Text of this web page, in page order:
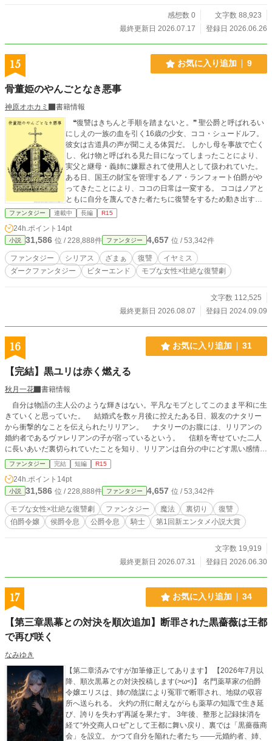
感想数 0
文字数 88,923
最終更新日 2026.07.17
登録日 2026.06.26
15 お気に入り追加 9
骨董姫のやんごとなき悪事
神原オホカミ
書籍情報
❝復讐はきちんと手順を踏まないと。❞ 聖公爵と呼ばれるい
にしえの一族の血を引く16歳の少女、ココ・シュードルフ。
彼女は古道具の声が聞こえる体質だ。 しかし母を事故で亡く
し、化け物と呼ばれる見た目になってしまったことにより、
実父と継母・義姉に嫌厭されて使用人として扱われていた。
ある日、国王の財宝を管理するノア・ランフォート伯爵がや
ってきたことにより、ココの日常は一変する。 ココはノアと
ともに自分を蔑んできた者たちに復讐をするため動き出す。
復讐を誓う少女 × 少女に忠誠を誓う美青年 骨董品を中心
に繰り広げられる ダークファンタジーです。 内容が無理な人
はそっと閉じてネガティヴコメントは控えてください、お願
いしますm(_ _)m ※この物語はあくまでファンタジーであり
フィクションです。 実在する、人物．地名．団体、宗教、史
実とは一切関係ありません。暴力や犯罪行為を助長する意図
はありません。 暴力的な表現がありますので、苦手な方はご
紙画像は簡単表紙メーカー様で作成しています。 ◆無断転写
や内容の模倣はご遠慮ください。 ◆文章をAI学習に使うこと
ファンタジー 連載中 長編 R15
24h.ポイント 14pt
小説 31,586 位 / 228,888件 ファンタジー 4,657 位 / 53,342件
ファンタジー シリアス ざまぁ 復讐
イヤミス
ダークファンタジー
ビターエンド モブな女性×壮絶な復讐劇
文字数 112,525
最終更新日 2026.08.07
登録日 2024.09.09
16 お気に入り追加 31
【完結】黒ユリは赤く燃える
秋月一花
書籍情報
自分は物語の主人公のような輝きはない。平凡なモブとしてこのまま平和に生
きていくと思っていた。 結婚式を数ヶ月後に控えたある日、親友のナタリー
から衝撃的なことを伝えられたリリアン。 ナタリーのお腹には、リリアンの
婚約者であるヴァレリアンの子が宿っているという。 信頼を寄せていた二人
に長いあいだ裏切られていたことを知り、リリアンは自分の中にどす黒い感情が
芽生えていった。 復讐に赤く燃えるリリアンは、舞台に上がることを決意す
る。 モブではなく、主人公として――…… これは親友と婚約者に裏切られ
たリリアンが、復讐のため己の真の強さを手に入れる物語。
ファンタジー 完結 短編 R15
24h.ポイント 14pt
小説 31,586 位 / 228,888件 ファンタジー 4,657 位 / 53,342件
モブな女性×壮絶な復讐劇 ファンタジー 魔法 裏切り
復讐
伯爵令嬢
侯爵令息 公爵令息 騎士 第1回新エンタメ小説大賞
文字数 19,919
最終更新日 2026.07.31
登録日 2026.06.30
17 お気に入り追加 34
【第三章黒幕との対決を順次追加】断罪された黒薔薇は王都
で再び咲く
なみゆき
【第二章済みですが加筆修正してあります】 【2026年7月以
降、順次黒幕との対決投稿します(>ω<)】 名門薬草家の伯爵
令嬢エリスは、姉の陰謀により冤罪で断罪され、地獄の収容
所へ送られる。 火灼の刑に耐えながらも薬草の知識で生き延
び、誇りを失わず再誕を果たす。 3年後、整形と記録抹消を
経て“外交商人ロゼ”として王都に舞い戻り、裏では「黒薔薇商
会」を設立。 かつて自分を陥れた者たち ――元婚約者、姉、